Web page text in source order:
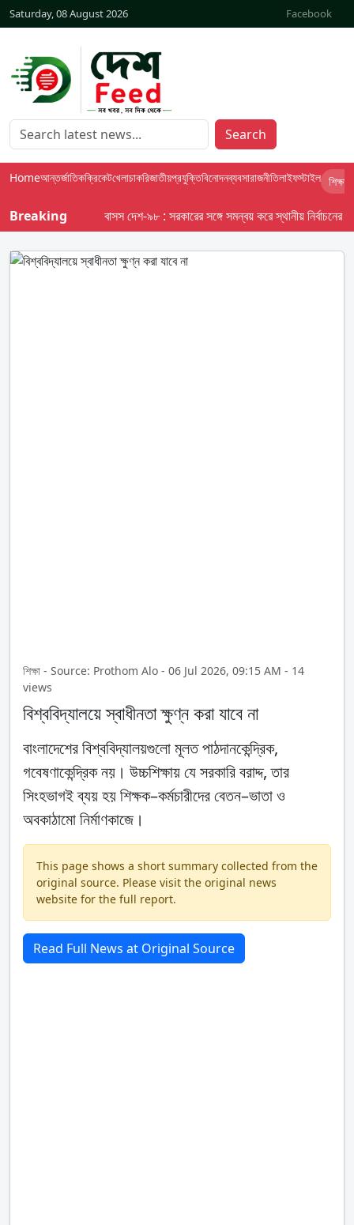
Saturday, 08 August 2026 Facebook
Search
Homeআন্তর্জাতিকক্রিকেটখেলাচাকরিজাতীয়প্রযুক্তিবিনোদনব্যবসারাজনীতিলাইফস্টাইল শিক্ষা
Breaking বাসস দেশ-৯৮ : সরকারের সঙ্গে সমন্বয় করে স্থানীয় নির্বাচনের
শিক্ষা - Source: Prothom Alo - 06 Jul 2026, 09:15 AM - 14
views
বিশ্ববিদ্যালয়ে স্বাধীনতা ক্ষুণ্ন করা যাবে না
বাংলাদেশের বিশ্ববিদ্যালয়গুলো মূলত পাঠদানকেন্দ্রিক,
গবেষণাকেন্দ্রিক নয়। উচ্চশিক্ষায় যে সরকারি বরাদ্দ, তার
সিংহভাগই ব্যয় হয় শিক্ষক–কর্মচারীদের বেতন–ভাতা ও
অবকাঠামো নির্মাণকাজে।
This page shows a short summary collected from the
original source. Please visit the original news
website for the full report.
Read Full News at Original Source